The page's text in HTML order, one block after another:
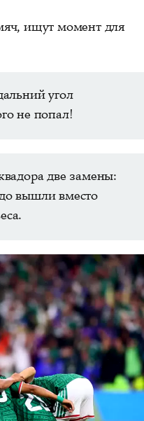
ищут момент для
угол
не попал!
две замены:
вышли вместо